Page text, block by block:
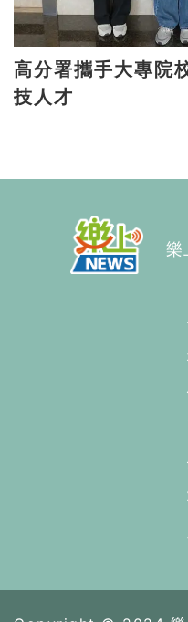
高分署攜手大專院校 縮短學用落差培育
技人才
樂